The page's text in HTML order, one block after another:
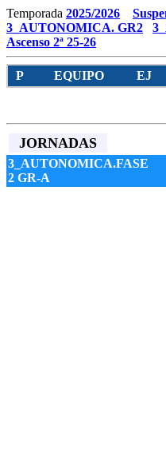
Temporada 2025/2026
3_AUTONOMICA. GR2
Ascenso 2ª 25-26
P EQUIPO EJ
JORNADAS
3_AUTONOMICA.FASE
2 GR-A